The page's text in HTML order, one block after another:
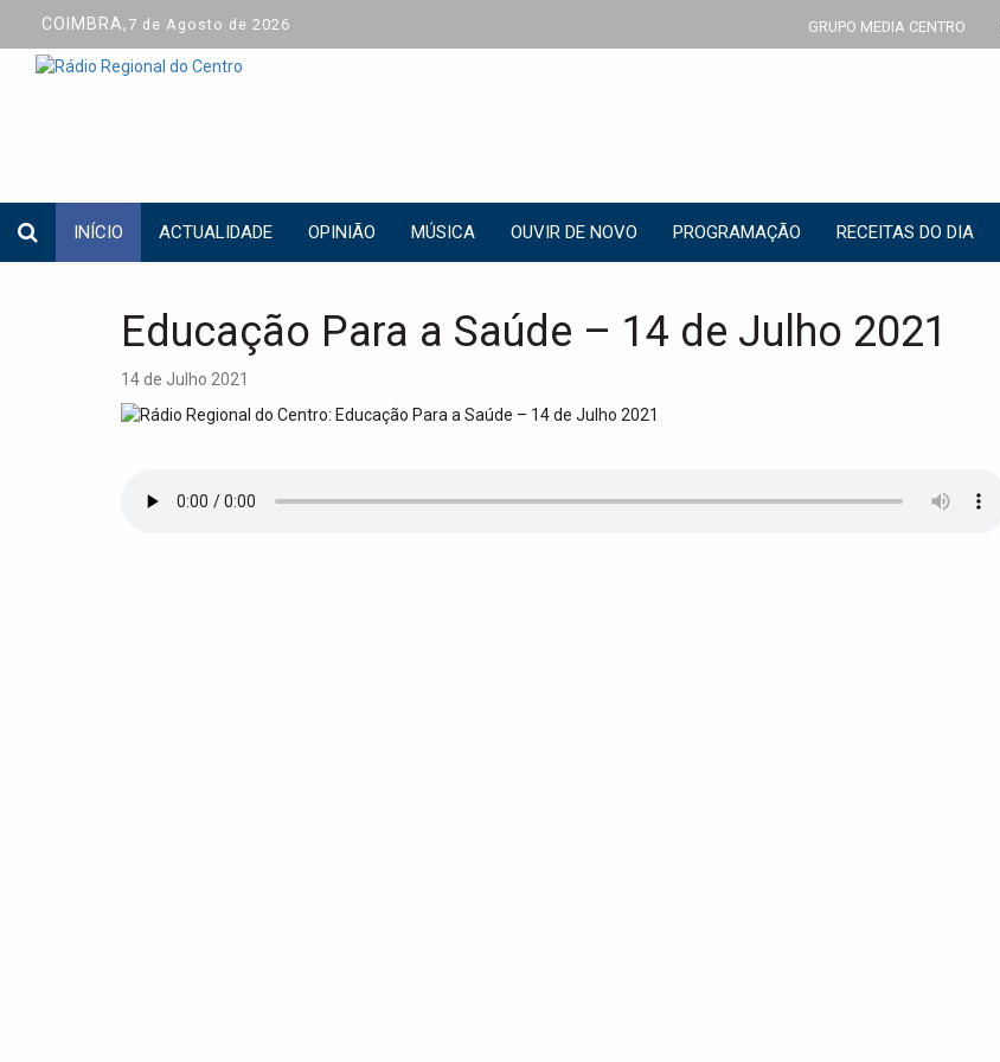
COIMBRA, 7 de Agosto de 2026 GRUPO MEDIA CENTRO
INÍCIO ACTUALIDADE OPINIÃO MÚSICA OUVIR DE NOVO PROGRAMAÇÃO RECEITAS DO DIA
Educação Para a Saúde – 14 de Julho 2021
14 de Julho 2021